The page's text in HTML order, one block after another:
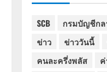
SCB กรมบัญชีกล
ข่าว
ข่าววันนี้
คนละครึ่งพลัส